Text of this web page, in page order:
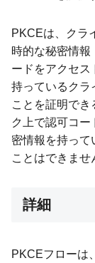
PKCEは、クラ
時的な秘密情報
ードをアクセス
持っているクラ
ことを証明で
ク上で認可コ
密情報を持って
ことはできませ
詳細
PKCEフローは